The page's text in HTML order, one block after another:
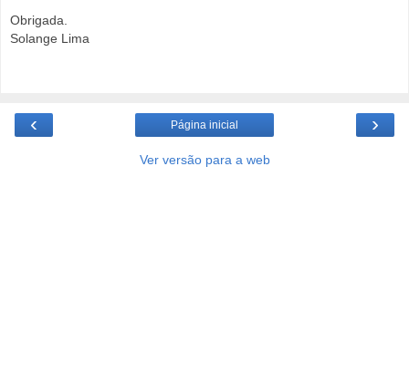
Obrigada.
Solange Lima
‹ ›
Página inicial
Ver versão para a web